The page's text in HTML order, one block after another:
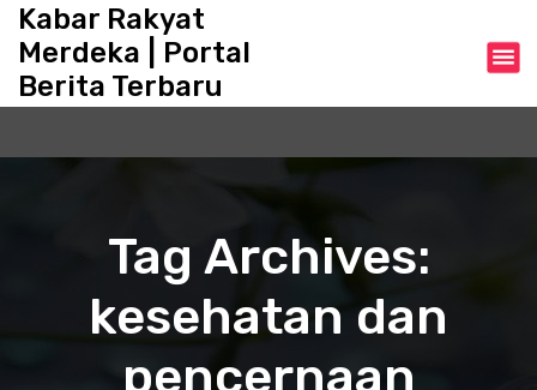
Kabar Rakyat
Merdeka | Portal
Berita Terbaru
Tag Archives:
kesehatan dan
pencernaan